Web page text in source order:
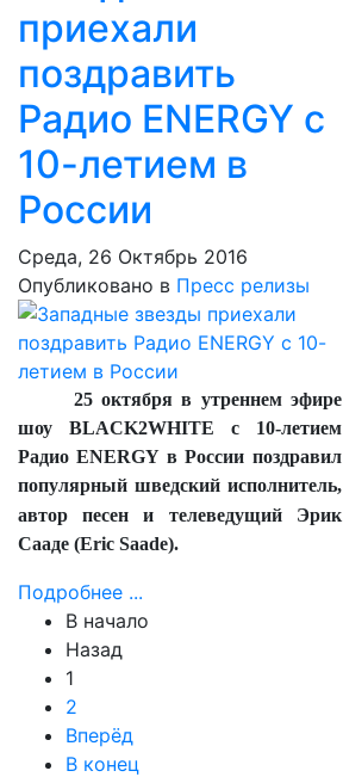
приехали
поздравить
Радио ENERGY с
10-летием в
России
Среда, 26 Октябрь 2016
Опубликовано в Пресс релизы
25 октября в утреннем эфире
шоу BLACK2WHITE с 10-летием
Радио ENERGY в России поздравил
популярный шведский исполнитель,
автор песен
и телеведущий Эрик
Сааде (Eric Saade).
Подробнее ...
В начало
Назад
1
2
Вперёд
В конец